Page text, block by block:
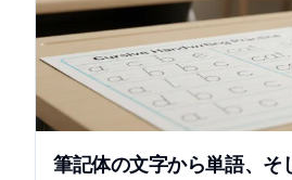
筆記体の文字から単語、そ